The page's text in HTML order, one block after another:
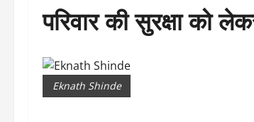
परिवार की सुरक्षा को
Eknath Shinde